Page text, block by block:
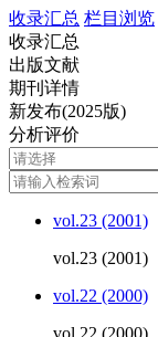
收录汇总 栏目浏览
收录汇总
出版文献
期刊详情
新发布(2025版)
分析评价
vol.23 (2001)
vol.23 (2001)
vol.22 (2000)